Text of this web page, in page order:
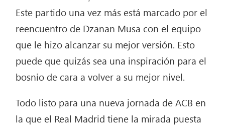
Este partido una vez más está marcado por el
reencuentro de Dzanan Musa con el equipo
que le hizo alcanzar su mejor versión. Esto
puede que quizás sea una inspiración para el
bosnio de cara a volver a su mejor nivel.
Todo listo para una nueva jornada de ACB en
la que el Real Madrid tiene la mirada puesta